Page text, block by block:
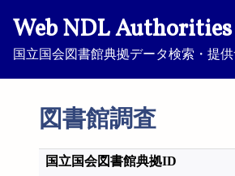
Web NDL Authorities
国立国会図書館典拠データ検索・提
図書館調査
国立国会図書館典拠ID